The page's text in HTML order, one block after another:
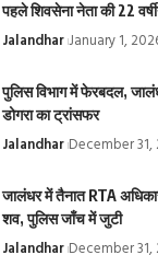
पहले शिवसेना नेता की 22
Jalandhar January 1,
पुलिस विभाग में फेरबदल,
डोगरा का ट्रांसफर
Jalandhar December 31,
जालंधर में तैनात RTA
शव, पुलिस जाँच में जुटी
Jalandhar December 31,